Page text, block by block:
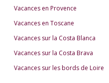
Vacances en Provence
Vacances en Toscane
Vacances sur la Costa Blanca
Vacances sur la Costa Brava
Vacances sur les bords de Loire